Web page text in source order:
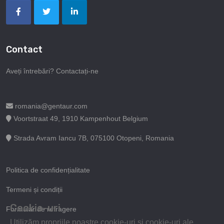
Contact
Aveți întrebări? Contactați-ne
romania@gentaur.com
Voortstraat 49, 1910 Kampenhout Belgium
Strada Avram Iancu 7B, 075100 Otopeni, Romania
Politica de confidențialitate
Termeni și condiții
Formular de retragere
Cookie-uri
Utilizăm propriile noastre cookie-uri și cookie-uri ale